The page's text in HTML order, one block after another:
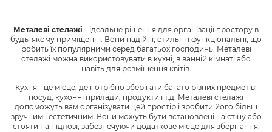
Металеві стелажі - ідеальне рішення для організації простору в
будь-якому приміщенні. Вони надійні, стильні і функціональні, що
робить їх популярними серед багатьох господинь. Металеві
стелажі можна використовувати в кухні, в ванній кімнаті або
навіть для розміщення квітів.
Кухня - це місце, де потрібно зберігати багато різних предметів:
посуд, кухонні прилади, продукти і т.д. Металеві стелажі
допоможуть вам організувати цей простір і зробити його більш
зручним і естетичним. Вони можуть бути встановлені на стіну або
стояти на підлозі, забезпечуючи додаткове місце для зберігання.